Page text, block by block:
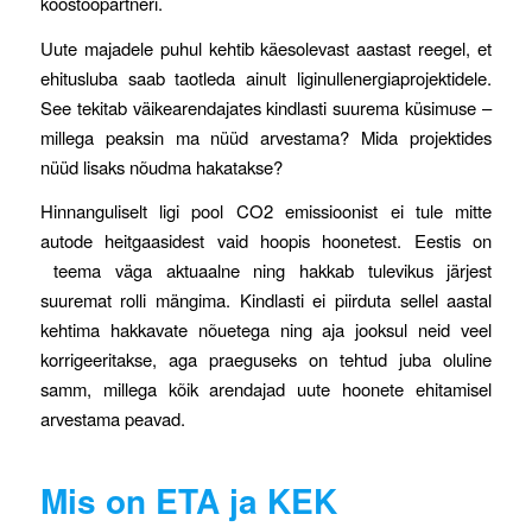
Uute majadele puhul kehtib käesolevast aastast reegel, et
ehitusluba saab taotleda ainult liginullenergiaprojektidele.
See tekitab väikearendajates kindlasti suurema küsimuse –
millega peaksin ma nüüd arvestama? Mida projektides
nüüd lisaks nõudma hakatakse?
Hinnanguliselt ligi pool CO2 emissioonist ei tule mitte
autode heitgaasidest vaid hoopis hoonetest. Eestis on
teema väga aktuaalne ning hakkab tulevikus järjest
suuremat rolli mängima. Kindlasti ei piirduta sellel aastal
kehtima hakkavate nõuetega ning aja jooksul neid veel
korrigeeritakse, aga praeguseks on tehtud juba oluline
samm, millega kõik arendajad uute hoonete ehitamisel
arvestama peavad.
Mis on ETA ja KEK